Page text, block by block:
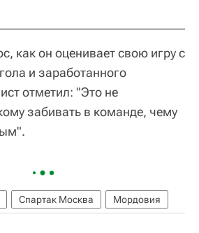
как он оценивает свою игру с
и заработанного
отметил: "Это не
забивать в команде, чему
Спартак Москва Мордовия